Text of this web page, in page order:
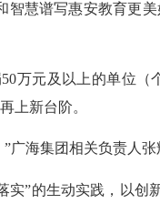
慧谱写惠安教育更美
元及以上的单位（
上新台阶。
广海集团相关负责人张
”的生动实践，以创